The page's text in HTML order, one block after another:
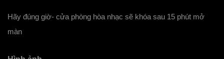
Hãy đúng giờ- cửa phòng hòa nhạc sẽ khóa sau 15 phút mở
màn